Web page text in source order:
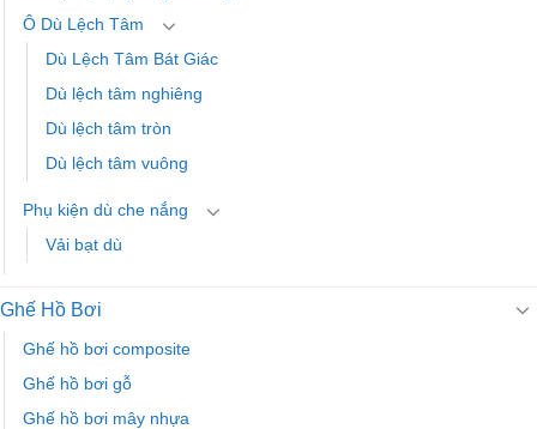
Ô Dù Lệch Tâm
Dù Lệch Tâm Bát Giác
Dù lệch tâm nghiêng
Dù lệch tâm tròn
Dù lệch tâm vuông
Phụ kiện dù che nắng
Vải bạt dù
Ghế Hồ Bơi
Ghế hồ bơi composite
Ghế hồ bơi gỗ
Ghế hồ bơi mây nhựa